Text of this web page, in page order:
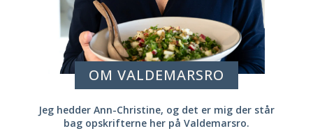
OM VALDEMARSRO
Jeg hedder Ann-Christine, og det er mig der står
bag opskrifterne her på Valdemarsro.